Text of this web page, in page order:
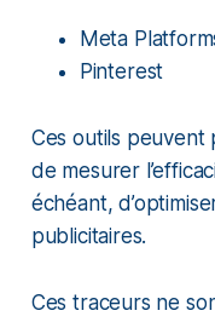
Meta
Pinterest
Ces outils peuvent
de mesurer
échéant,
publicitaires.
Ces traceurs ne